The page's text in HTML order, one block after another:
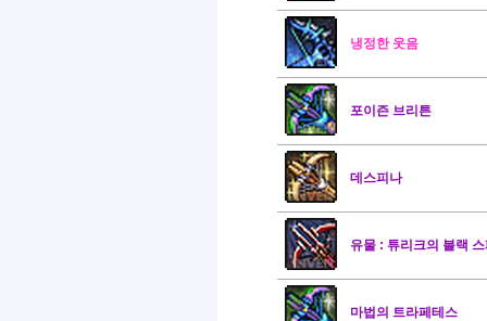
냉정한 웃음
포이즌 브리튼
데스피나
유물 : 튜리크의 블랙
마법의 트라페테스